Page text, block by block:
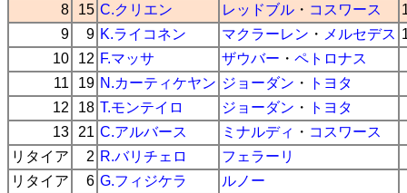
8
15 C.クリエン レッドブル ・ コスワース
9
9 K.ライコネン マクラーレン ・ メルセデス
10
12 F.マッサ ザウバー ・ ペトロナス
11
19 N.カーティケヤン ジョーダン ・
トヨタ
12
18 T.モンテイロ ジョーダン ・
トヨタ
13
21 C.アルバース ミナルディ ・ コスワース
リタイア
2 R.バリチェロ
フェラーリ
リタイア
6 G.フィジケラ
ルノー